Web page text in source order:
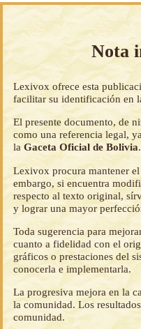
Nota
Lexivox ofrece esta
facilitar su identificación en
El presente documento, de
como una referencia legal,
laGaceta Oficial de Bolivia.
Lexivox procura mantener
embargo, si encuentra
respecto al texto original,
y lograr una mayor
Toda sugerencia para
cuanto a fidelidad con el
gráficos o prestaciones del
conocerla e implementarla.
La progresiva mejora en la
la comunidad. Los
comunidad.